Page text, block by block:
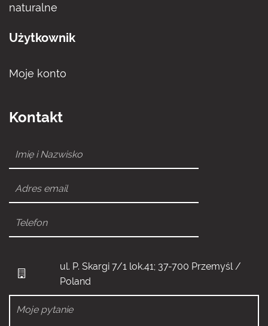
naturalne
Użytkownik
Moje konto
Kontakt
ul. P. Skargi 7/1 lok.41; 37-700 Przemyśl /
Poland